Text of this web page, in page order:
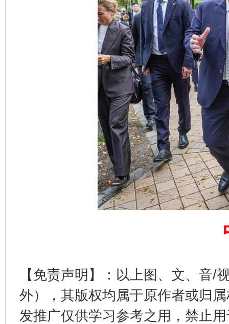
【免责声明】：以上图、文、音/
外），其版权均属于原作者或归
发推广仅供学习参考之用，禁止
完善运行机制助力责任有效落实 一纸欠